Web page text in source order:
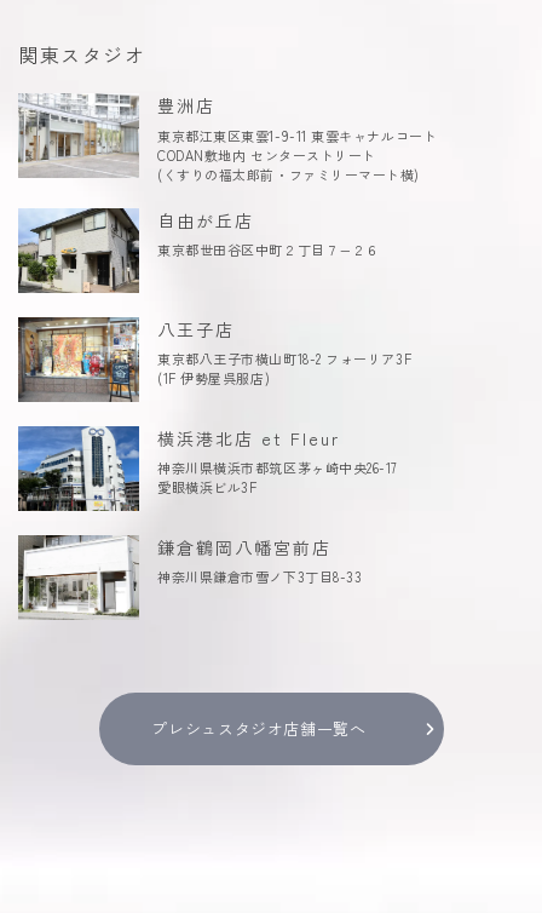
関東スタジオ
豊洲店
東京都江東区東雲1-9-11 東雲キャナルコート
CODAN敷地内 センターストリート
(くすりの福太郎前・ファミリーマート横)
自由が丘店
東京都世田谷区中町２丁目７−２６
八王子店
東京都八王子市横山町18-2 フォーリア3F
(1F 伊勢屋呉服店)
横浜港北店 et Fleur
神奈川県横浜市都筑区茅ヶ崎中央26-17
愛眼横浜ビル3F
鎌倉鶴岡八幡宮前店
神奈川県鎌倉市雪ノ下3丁目8-33
プレシュスタジオ店舗一覧へ